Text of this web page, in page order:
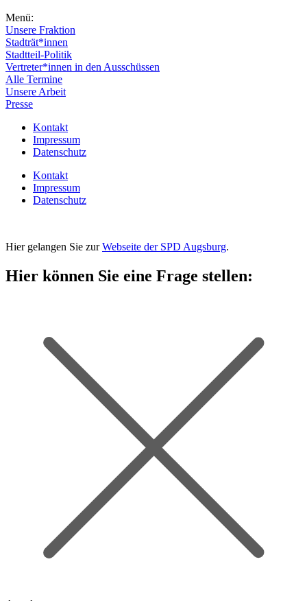
Menü:
Unsere Fraktion
Stadträt*innen
Stadtteil-Politik
Vertreter*innen in den Ausschüssen
Alle Termine
Unsere Arbeit
Presse
Kontakt
Impressum
Datenschutz
Kontakt
Impressum
Datenschutz
Hier gelangen Sie zurWebseite der SPD Augsburg.
Hier können Sie eine Frage stellen: